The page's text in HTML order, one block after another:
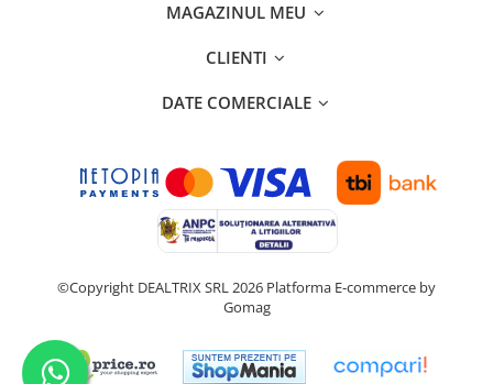
MAGAZINUL MEU
CLIENTI
DATE COMERCIALE
©Copyright DEALTRIX SRL 2026 Platforma E-commerce by
Gomag